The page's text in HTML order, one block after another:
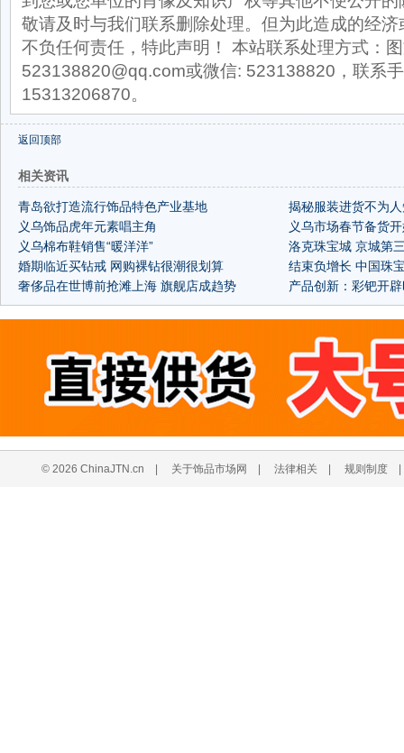
敬请及时与我们联系删除处理。但为此造成的经
不负任何责任，特此声明！ 本站联系处理方式：
523138820@qq.com或微信: 523138820，联系
15313206870。
返回顶部
相关资讯
青岛欲打造流行饰品特色产业基地
揭秘服装进货不为
义乌饰品虎年元素唱主角
义乌市场春节备货
义乌棉布鞋销售“暖洋洋”
洛克珠宝城 京城第
婚期临近买钻戒 网购裸钻很潮很划算
结束负增长 中国珠
奢侈品在世博前抢滩上海 旗舰店成趋势
产品创新：彩钯开
© 2026 ChinaJTN.cn 关于饰品市场网 法律相关 规则制度